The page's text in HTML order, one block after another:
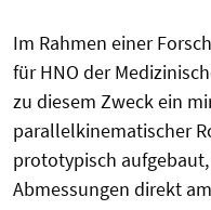
Im Rahmen einer
für HNO der
zu diesem Zweck ein
parallelkinematischer
prototypisch
Abmessungen direkt